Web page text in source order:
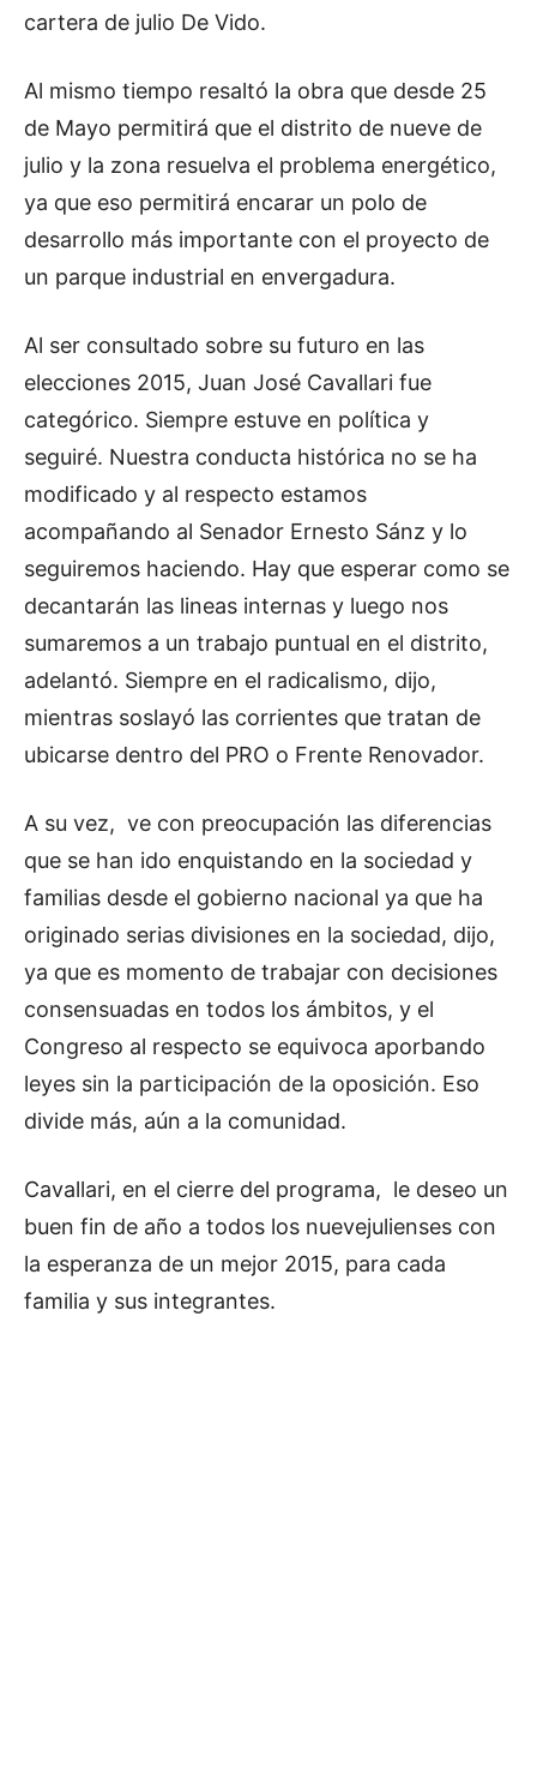
cartera de julio De Vido.
Al mismo tiempo resaltó la obra que desde 25
de Mayo permitirá que el distrito de nueve de
julio y la zona resuelva el problema energético,
ya que eso permitirá encarar un polo de
desarrollo más importante con el proyecto de
un parque industrial en envergadura.
Al ser consultado sobre su futuro en las
elecciones 2015, Juan José Cavallari fue
categórico. Siempre estuve en política y
seguiré. Nuestra conducta histórica no se ha
modificado y al respecto estamos
acompañando al Senador Ernesto Sánz y lo
seguiremos haciendo. Hay que esperar como se
decantarán las lineas internas y luego nos
sumaremos a un trabajo puntual en el distrito,
adelantó. Siempre en el radicalismo, dijo,
mientras soslayó las corrientes que tratan de
ubicarse dentro del PRO o Frente Renovador.
A su vez, ve con preocupación las diferencias
que se han ido enquistando en la sociedad y
familias desde el gobierno nacional ya que ha
originado serias divisiones en la sociedad, dijo,
ya que es momento de trabajar con decisiones
consensuadas en todos los ámbitos, y el
Congreso al respecto se equivoca aporbando
leyes sin la participación de la oposición. Eso
divide más, aún a la comunidad.
Cavallari, en el cierre del programa, le deseo un
buen fin de año a todos los nuevejulienses con
la esperanza de un mejor 2015, para cada
familia y sus integrantes.